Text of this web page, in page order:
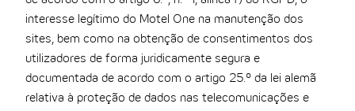
interesse legítimo do Motel One na manutenção dos
sites, bem como na obtenção de consentimentos dos
utilizadores de forma juridicamente segura e
documentada de acordo com o artigo 25.º da lei alemã
relativa à proteção de dados nas telecomunicações e